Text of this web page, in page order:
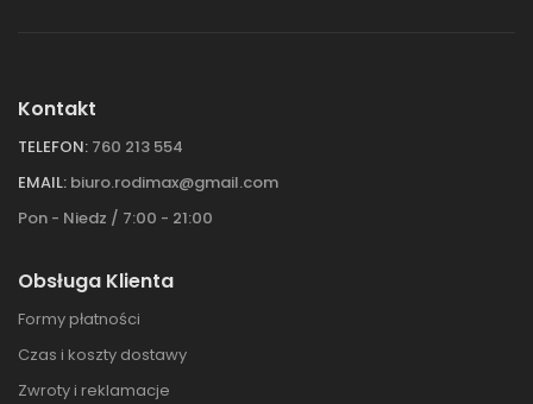
Kontakt
TELEFON: 760 213 554
EMAIL: biuro.rodimax@gmail.com
Pon - Niedz / 7:00 - 21:00
Obsługa Klienta
Formy płatności
Czas i koszty dostawy
Zwroty i reklamacje